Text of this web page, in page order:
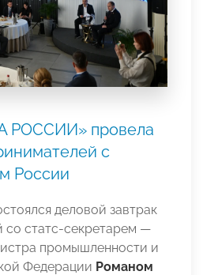
РОССИИ» провела
с
России
деловой завтрак
со статс-секретарем —
промышленности и
Федерации Романом